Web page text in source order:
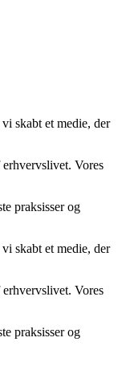
skabt et medie, der
Vores
praksisser og
skabt et medie, der
Vores
praksisser og